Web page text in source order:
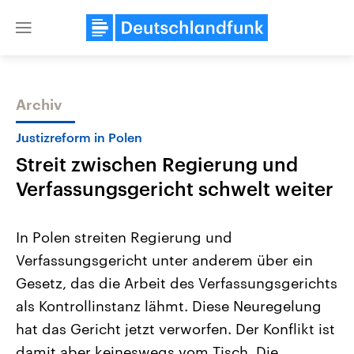
Close
Themen
Landtagswahl Sachsen-Anhalt
2026
Alle Informationen
Sachsen-Anhalt wählt am 6.
September 2026 einen neuen
Landtag. Seit 2021 wird das
Bundesland von einer Koalition aus
USA
Aktuelle Beiträge,
Hintergründe
Wirtschaftlich und
gehören die Vereinigten
den mächtigsten Ländern
mit großem Einfluss auf
Archiv
Justizreform in Polen
Streit zwischen Regierung und
Verfassungsgericht schwelt weiter
In Polen streiten Regierung und
Verfassungsgericht unter anderem über ein
Gesetz, das die Arbeit des Verfassungsgerichts
als Kontrollinstanz lähmt. Diese Neuregelung
hat das Gericht jetzt verworfen. Der Konflikt ist